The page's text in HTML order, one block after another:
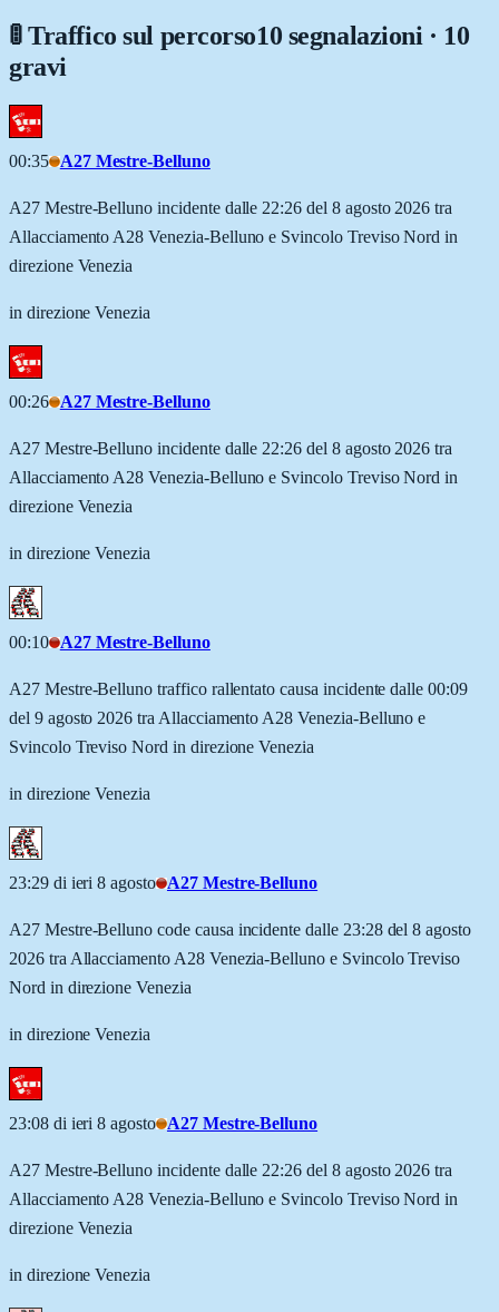
🚦 Traffico sul percorso10 segnalazioni · 10
gravi
00:35 A27 Mestre-Belluno
A27 Mestre-Belluno incidente dalle 22:26 del 8 agosto 2026 tra
Allacciamento A28 Venezia-Belluno e Svincolo Treviso Nord in
direzione Venezia
in direzione Venezia
00:26 A27 Mestre-Belluno
A27 Mestre-Belluno incidente dalle 22:26 del 8 agosto 2026 tra
Allacciamento A28 Venezia-Belluno e Svincolo Treviso Nord in
direzione Venezia
in direzione Venezia
00:10 A27 Mestre-Belluno
A27 Mestre-Belluno traffico rallentato causa incidente dalle 00:09
del 9 agosto 2026 tra Allacciamento A28 Venezia-Belluno e
Svincolo Treviso Nord in direzione Venezia
in direzione Venezia
23:29 di ieri 8 agosto A27 Mestre-Belluno
A27 Mestre-Belluno code causa incidente dalle 23:28 del 8 agosto
2026 tra Allacciamento A28 Venezia-Belluno e Svincolo Treviso
Nord in direzione Venezia
in direzione Venezia
23:08 di ieri 8 agosto A27 Mestre-Belluno
A27 Mestre-Belluno incidente dalle 22:26 del 8 agosto 2026 tra
Allacciamento A28 Venezia-Belluno e Svincolo Treviso Nord in
direzione Venezia
in direzione Venezia